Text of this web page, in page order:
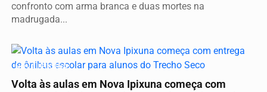
confronto com arma branca e duas mortes na
madrugada...
NOVA IPIXUNA
Volta às aulas em Nova Ipixuna começa com